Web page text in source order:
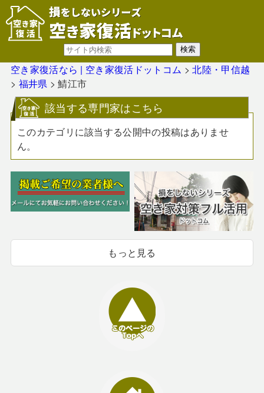
空き家復活なら | 空き家復活ドットコム >北陸・甲信越
> 福井県 >鯖江市
該当する専門家はこちら
このカテゴリに該当する公開中の投稿はありませ
ん。
もっと見る